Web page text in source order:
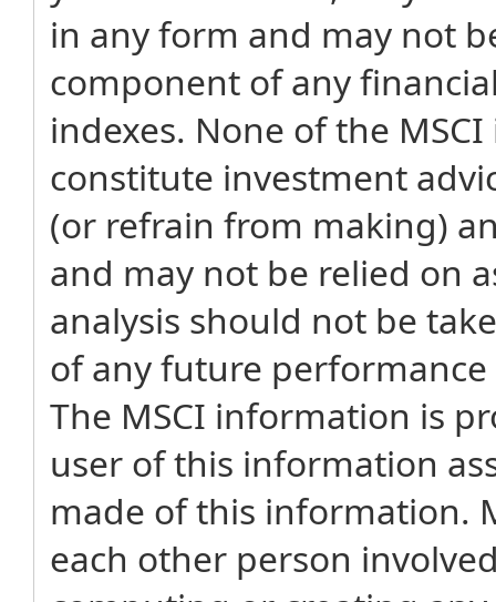
in any form and may not
component of any
indexes. None of the
constitute investment
(or refrain from making)
and may not be relied on
analysis should not be
of any future
The MSCI information is
user of this information
made of this information.
each other person